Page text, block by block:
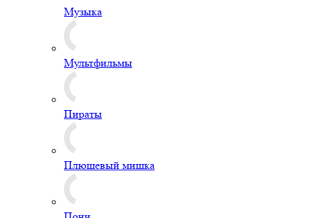
Музыка
Мультфильмы
Пираты
Плюшевый мишка